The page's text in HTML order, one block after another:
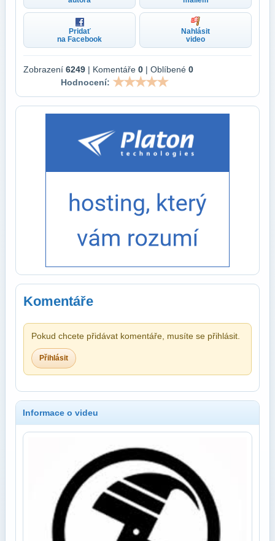
Pridať
na Facebook
Nahlásit
video
Zobrazení 6249 | Komentáře 0 | Oblíbené 0
Hodnocení:
Komentáře
Pokud chcete přidávat komentáře, musíte se přihlásit.
Přihlásit
Informace o videu